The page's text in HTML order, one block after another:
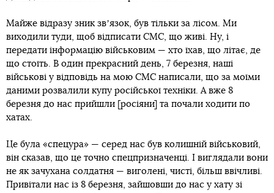
Майже відразу зник звʼязок, був тільки за лісом. Ми
виходили туди, щоб відписати СМС, що живі. Ну, і
передати інформацію військовим — хто їхав, що літає, де
що стоїть. В один прекрасний день, 7 березня, наші
військові у відповідь на мою СМС написали, що за моїми
даними розвалили купу російської техніки. А вже 8
березня до нас прийшли [росіяни] та почали ходити по
хатах.
Це була «спецура» — серед нас був колишній військовий,
він сказав, що це точно спецпризначенці. І виглядали вони
не як зачухана солдатня — виголені, чисті, більш ввічливі.
Привітали нас із 8 березня, зайшовши до нас у хату зі